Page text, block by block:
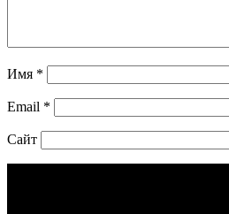
Имя *
Email *
Сайт